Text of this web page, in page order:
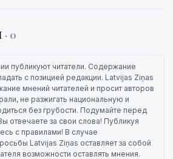
· 0
публикуют читатели. Содержание
с позицией редакции. Latvijas Ziņas
мнений читателей и просит авторов
не разжигать национальную и
без грубости. Подумайте перед
отвечаете за свои слова! Публикуя
с правилами! В случае
Latvijas Ziņas оставляет за собой
возможности оставлять мнения.